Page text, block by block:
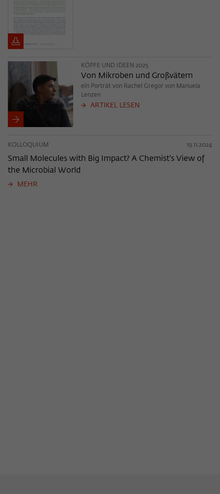
KÖPFE UND IDEEN 2025
Von Mikroben und Großvätern
ein Porträt von Rachel Gregor von Manuela
Lenzen
ARTIKEL LESEN
KOLLOQUIUM 19.11.2024
Small Molecules with Big Impact? A Chemist's View of
the Microbial World
MEHR